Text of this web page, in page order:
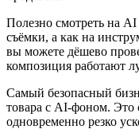
Полезно смотреть на
съёмки, а как на
вы можете дёшево
композиция работают
Самый безопасный
товара с AI-фоном. Это
одновременно резко